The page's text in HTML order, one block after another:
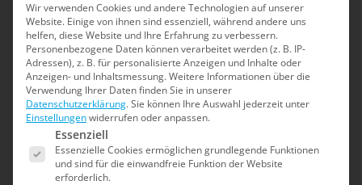
Menü
Home»Sicherheits-Blog »Seite 2
Sicherheits-Blog
Wir verwenden Cookies und andere Technologien auf unserer
Website. Einige von ihnen sind essenziell, während andere uns
helfen, diese Website und Ihre Erfahrung zu verbessern.
Personenbezogene Daten können verarbeitet werden (z. B. IP-
Adressen), z. B. für personalisierte Anzeigen und Inhalte oder
Anzeigen- und Inhaltsmessung.Weitere Informationen über die
Verwendung Ihrer Daten finden Sie in unserer
Datenschutzerklärung.Sie können Ihre Auswahl jederzeit unter
Einstellungenwiderrufen oder anpassen.
Es folgt eine Liste der Service-Gruppen, für die
Essenziell
Essenzielle Cookies ermöglichen grundlegende Funktionen
und sind für die einwandfreie Funktion der Website
erforderlich.